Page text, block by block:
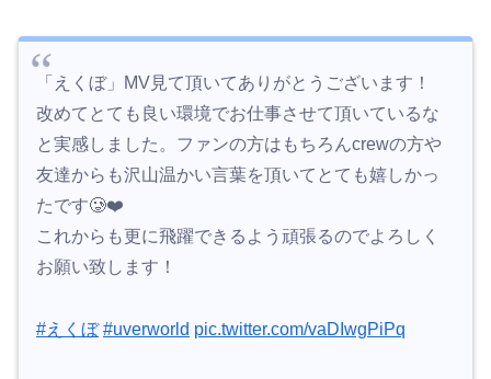
「えくぼ」MV見て頂いてありがとうございます！
改めてとても良い環境でお仕事させて頂いているな
と実感しました。ファンの方はもちろんcrewの方や
友達からも沢山温かい言葉を頂いてとても嬉しかっ
たです🥲❤️
これからも更に飛躍できるよう頑張るのでよろしく
お願い致します！
#えくぼ #uverworld pic.twitter.com/vaDIwgPiPq